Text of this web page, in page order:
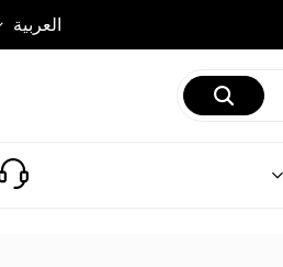
العربية